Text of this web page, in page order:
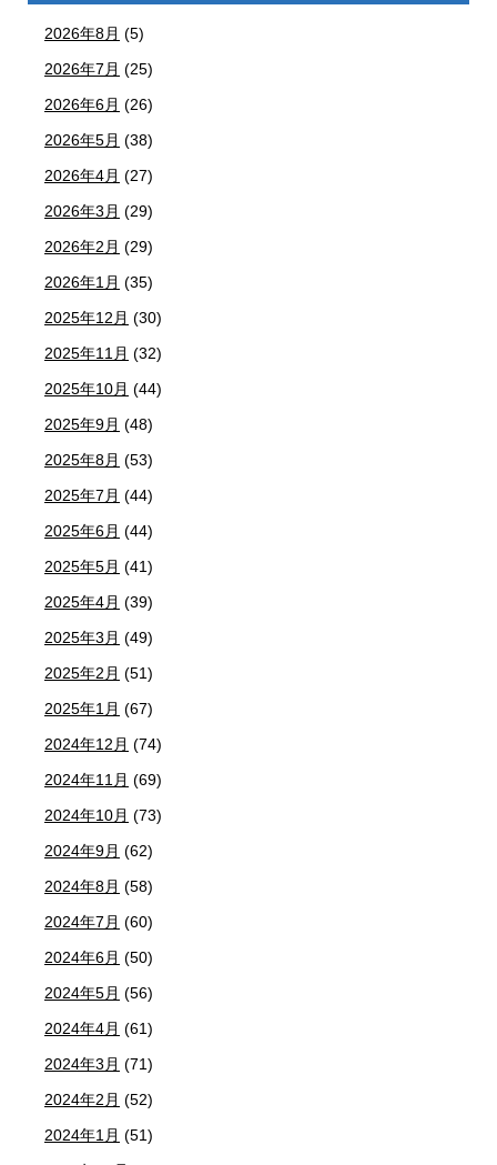
2026年8月 (5)
2026年7月 (25)
2026年6月 (26)
2026年5月 (38)
2026年4月 (27)
2026年3月 (29)
2026年2月 (29)
2026年1月 (35)
2025年12月 (30)
2025年11月 (32)
2025年10月 (44)
2025年9月 (48)
2025年8月 (53)
2025年7月 (44)
2025年6月 (44)
2025年5月 (41)
2025年4月 (39)
2025年3月 (49)
2025年2月 (51)
2025年1月 (67)
2024年12月 (74)
2024年11月 (69)
2024年10月 (73)
2024年9月 (62)
2024年8月 (58)
2024年7月 (60)
2024年6月 (50)
2024年5月 (56)
2024年4月 (61)
2024年3月 (71)
2024年2月 (52)
2024年1月 (51)